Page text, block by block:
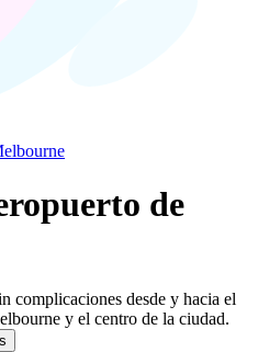
de
complicaciones desde y hacia el
y el centro de la ciudad.